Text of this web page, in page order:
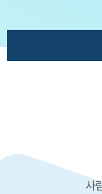
사